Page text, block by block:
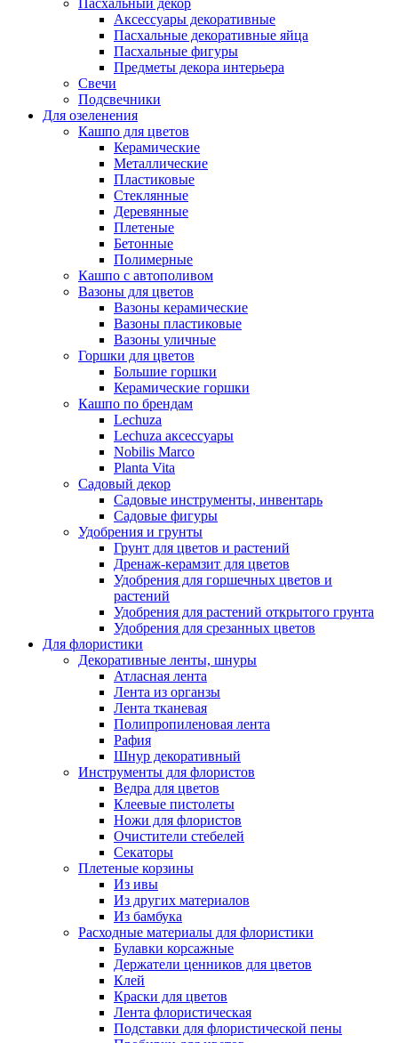
Аксессуары декоративные
Пасхальные декоративные яйца
Пасхальные фигуры
Предметы декора интерьера
Свечи
Подсвечники
Для озеленения
Кашпо для цветов
Керамические
Металлические
Пластиковые
Стеклянные
Деревянные
Плетеные
Бетонные
Полимерные
Кашпо с автополивом
Вазоны для цветов
Вазоны керамические
Вазоны пластиковые
Вазоны уличные
Горшки для цветов
Большие горшки
Керамические горшки
Кашпо по брендам
Lechuza
Lechuza аксессуары
Nobilis Marco
Planta Vita
Садовый декор
Садовые инструменты, инвентарь
Садовые фигуры
Удобрения и грунты
Грунт для цветов и растений
Дренаж-керамзит для цветов
Удобрения для горшечных цветов и
растений
Удобрения для растений открытого грунта
Удобрения для срезанных цветов
Для флористики
Декоративные ленты, шнуры
Атласная лента
Лента из органзы
Лента тканевая
Полипропиленовая лента
Рафия
Шнур декоративный
Инструменты для флористов
Ведра для цветов
Клеевые пистолеты
Ножи для флористов
Очистители стебелей
Секаторы
Плетеные корзины
Из ивы
Из других материалов
Из бамбука
Расходные материалы для флористики
Булавки корсажные
Держатели ценников для цветов
Клей
Краски для цветов
Лента флористическая
Подставки для флористической пены